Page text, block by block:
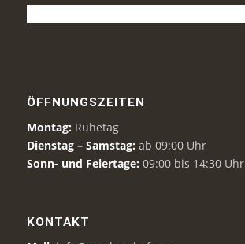
ÖFFNUNGSZEITEN
Montag: Ruhetag
Dienstag – Samstag: ab 09:00 Uhr
Sonn- und Feiertage: 09:00 bis 14:30 Uhr
KONTAKT